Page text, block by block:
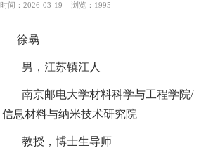
时间：2026-03-19 浏览： 1995
徐骉
男，江苏镇江人
南京邮电大学材料科学与工程学院/
信息材料与纳米技术研究院
教授，博士生导师